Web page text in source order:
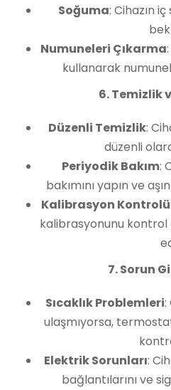
Soğuma: Cihazın iç
Numuneleri Çıkarma
kullanarak
6. Temizlik
Düzenli Temizlik:
düzenli
Periyodik Bakım:
bakımını yapın ve
Kalibrasyon Kontrolü
kalibrasyonunu
7. Sorun
Sıcaklık Problemleri:
ulaşmıyorsa,
Elektrik Sorunları:
bağlantılarını ve